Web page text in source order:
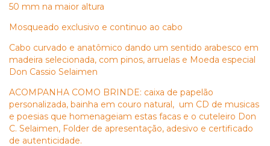
50 mm na maior altura
Mosqueado exclusivo e continuo ao cabo
Cabo curvado e anatômico dando um sentido arabesco em
madeira selecionada, com pinos, arruelas e Moeda especial
Don Cassio Selaimen
ACOMPANHA COMO BRINDE: caixa de papelão
personalizada, bainha em couro natural, um CD de musicas
e poesias que homenageiam estas facas e o cuteleiro Don
C. Selaimen, Folder de apresentação, adesivo e certificado
de autenticidade.